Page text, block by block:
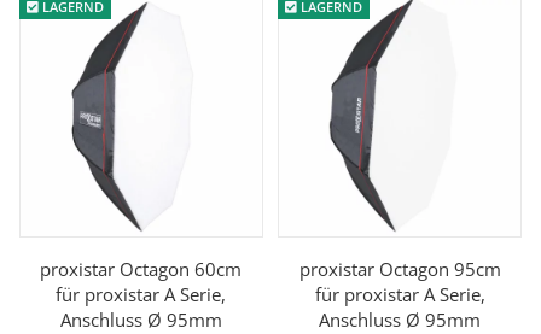
Material: Metall
Gewindehülse: 1/4 und 3/8 Zoll Gewinde
Max. Belastbarkeit: ca. 2kg
Farbe: schwarz
Lieferumfang:
1x Systemblitzhalter T-Form mit 9,5cm Anschluss
1x Gewindehülse mit 1/4 und 3/8 Zoll Gewinde
LAGERND
proxistar Octagon 60cm
für proxistar A Serie,
Anschluss Ø 95mm
LAGERND
proxistar Octagon 95cm
für proxistar A Serie,
Anschluss Ø 95mm